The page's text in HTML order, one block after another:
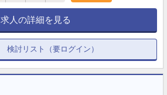
求人の詳細を見る
検討リスト（要ログイン）